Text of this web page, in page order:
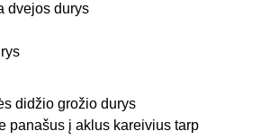
dvejos durys
didžio grožio durys
panašus į aklus kareivius tarp